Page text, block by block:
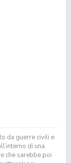
da guerre civili e
di una
che sarebbe poi